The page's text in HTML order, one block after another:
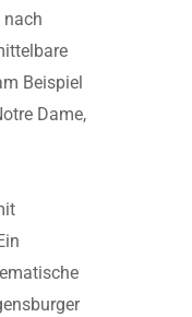
nach
Beispiel
Dame,